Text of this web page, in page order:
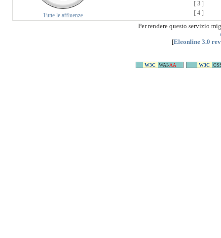
Tutte le affluenze
[ 3 ]
[ 4 ]
Per rendere questo servizio
[Eleonline 3.0
W3C WAI-AA W3C